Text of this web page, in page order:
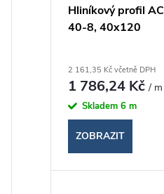
t
Hliníkový profil AC
40-8, 40x120
2 161,35 Kč včetně DPH
1 786,24 Kč/ m
Skladem 6 m
ZOBRAZIT